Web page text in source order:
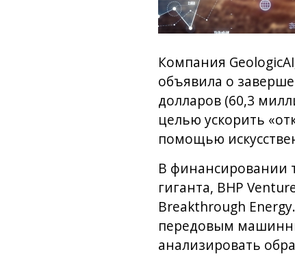
Компания
объявила о
долларов (60,3
целью ускорить
помощью
В финансировании
гиганта, BHP
Breakthrough
передовым
анализировать